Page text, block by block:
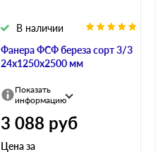
Фанера ФСФ береза сорт 3/3
24х1250х2500 мм
В наличии
Показать
информацию
3 088 руб
Цена за